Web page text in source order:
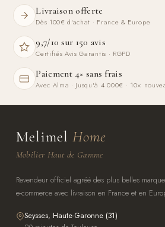
Livraison offerte
Dès 100€ d'achat · France & Europe
9,7/10 sur 150 avis
Certifiés Avis Garantis · RGPD
Paiement 4× sans frais
Avec Alma · Jusqu'à 4 000€ · 10×
Melimel Home
Mobilier Haut de Gamme
Revendeur officiel agréé des plus belles
e-commerce avec livraison en France et en
Seysses, Haute-Garonne (31)